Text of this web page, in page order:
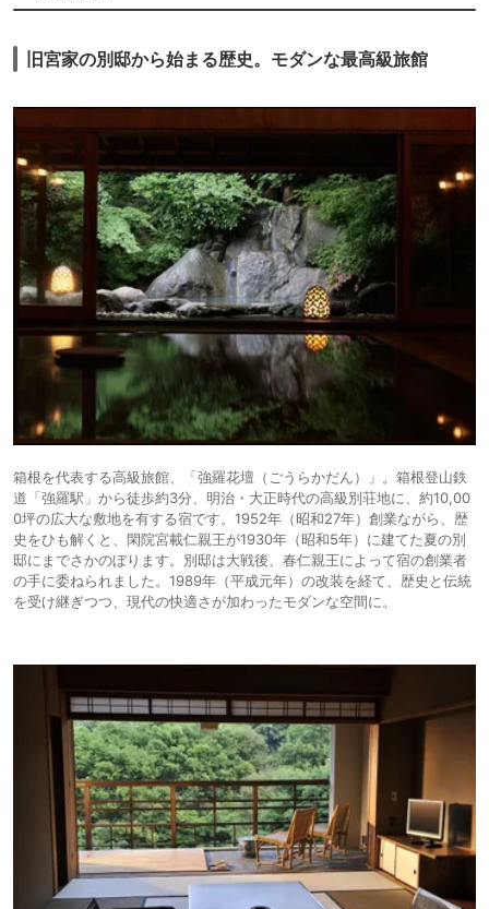
旧宮家の別邸から始まる歴史。モダンな最高級旅館
箱根を代表する高級旅館、「強羅花壇（ごうらかだん）」。箱根登山鉄
道「強羅駅」から徒歩約3分、明治・大正時代の高級別荘地に、約10,00
0坪の広大な敷地を有する宿です。1952年（昭和27年）創業ながら、歴
史をひも解くと、閑院宮載仁親王が1930年（昭和5年）に建てた夏の別
邸にまでさかのぼります。別邸は大戦後、春仁親王によって宿の創業者
の手に委ねられました。1989年（平成元年）の改装を経て、歴史と伝統
を受け継ぎつつ、現代の快適さが加わったモダンな空間に。